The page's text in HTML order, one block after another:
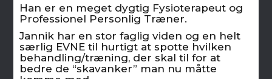
Han er en meget dygtig Fysioterapeut og
Professionel Personlig Træner.
Jannik har en stor faglig viden og en helt
særlig EVNE til hurtigt at spotte hvilken
behandling/træning, der skal til for at
bedre de “skavanker” man nu måtte